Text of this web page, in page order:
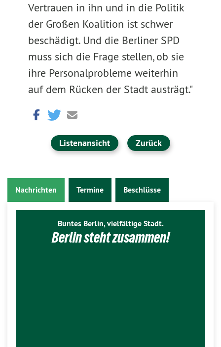
Vertrauen in ihn und in die Politik
der Großen Koalition ist schwer
beschädigt. Und die Berliner SPD
muss sich die Frage stellen, ob sie
ihre Personalprobleme weiterhin
auf dem Rücken der Stadt austrägt."
Listenansicht Zurück
Nachrichten Termine Beschlüsse
Buntes Berlin, vielfältige Stadt.
Berlin steht zusammen!